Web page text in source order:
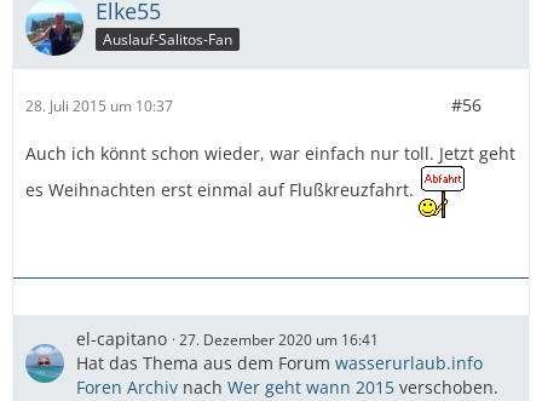
Elke55
Auslauf-Salitos-Fan
28. Juli 2015 um 10:37 #56
Auch ich könnt schon wieder, war einfach nur toll. Jetzt geht
es Weihnachten erst einmal auf Flußkreuzfahrt.
el-capitano 27. Dezember 2020 um 16:41
Hat das Thema aus dem Forum wasserurlaub.info
Foren Archiv nach Wer geht wann 2015 verschoben.